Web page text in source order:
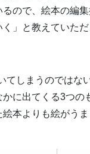
ので、絵本の編
」と教えていた
てしまうのではな
に出てくる3つの
本よりも絵がう